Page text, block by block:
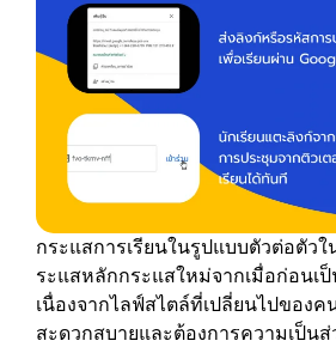
กระแสการเรียนในรูปแบบตัวต่อตัว
ระแสหลักกระแสใหม่จากเมื่อก่อนเ
เนื่องจากไลฟ์สไตล์ที่เปลี่ยนไปของ
สะดวกสบายและต้องการความเป็น